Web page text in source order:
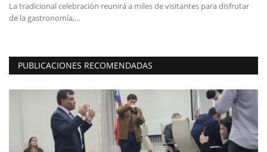
La tradicional celebración reunirá a miles de visitantes para disfrutar
de la gastronomía,...
PUBLICACIONES RECOMENDADAS